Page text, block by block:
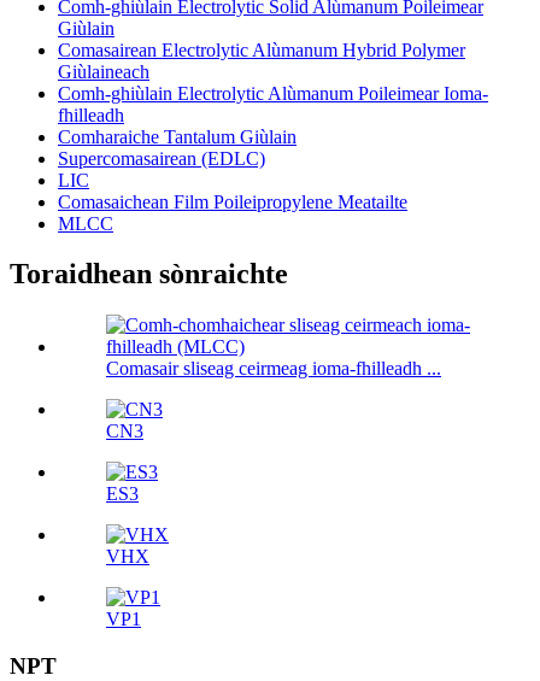
Comh-ghiùlain Electrolytic Solid Alùmanum Poileimear
Giùlain
Comasairean Electrolytic Alùmanum Hybrid Polymer
Giùlaineach
Comh-ghiùlain Electrolytic Alùmanum Poileimear Ioma-
fhilleadh
Comharaiche Tantalum Giùlain
Supercomasairean (EDLC)
LIC
Comasaichean Film Poileipropylene Meatailte
MLCC
Toraidhean sònraichte
Comasair sliseag ceirmeag ioma-fhilleadh ...
CN3
ES3
VHX
VP1
NPT